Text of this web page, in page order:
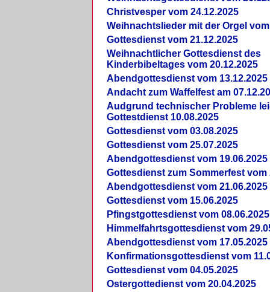
Christvesper vom 24.12.2025
Weihnachtslieder mit der Orgel vom
Gottesdienst vom 21.12.2025
Weihnachtlicher Gottesdienst des
Kinderbibeltages vom 20.12.2025
Abendgottesdienst vom 13.12.2025
Andacht zum Waffelfest am
Audgrund technischer Probleme
Gottestdienst 10.08.2025
Gottesdienst vom 03.08.2025
Gottesdienst vom 25.07.2025
Abendgottesdienst vom 19.06.2025
Gottesdienst zum Sommerfest vom
Abendgottesdienst vom 21.06.2025
Gottesdienst vom 15.06.2025
Pfingstgottesdienst vom 08.06.2025
Himmelfahrtsgottesdienst vom
Abendgottesdienst vom 17.05.2025
Konfirmationsgottesdienst vom
Gottesdienst vom 04.05.2025
Ostergottedienst vom 20.04.2025